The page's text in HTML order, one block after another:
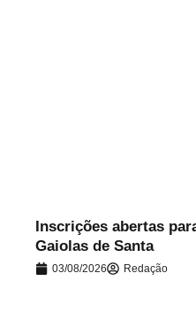
Inscrições abertas
Gaiolas de Santa
03/08/2026 Redação